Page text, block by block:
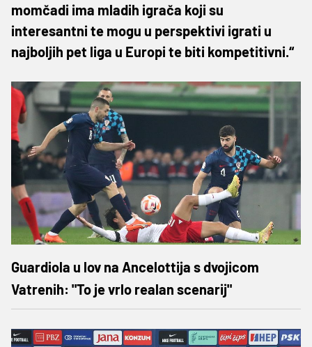
momčadi ima mladih igrača koji su
interesantni te mogu u perspektivi igrati u
najboljih pet liga u Europi te biti kompetitivni.“
Guardiola u lov na Ancelottija s dvojicom
Vatrenih: "To je vrlo realan scenarij"